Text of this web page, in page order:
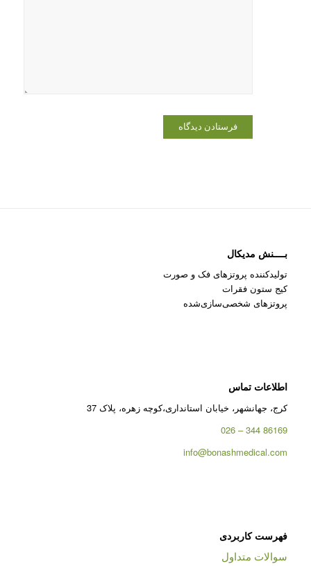
بــــنش مدیکال
تولیدکننده پروتزهای فک و صورت
کیج ستون فقرات
پروتزهای شخصی‌سازی‌شده
اطلاعات تماس
کرج، جهانشهر، خیابان استانداری،کوچه زهره، پلاک 37
86169 344 – 026
info@bonashmedical.com
فهرست کاربردی
سوالات متداول